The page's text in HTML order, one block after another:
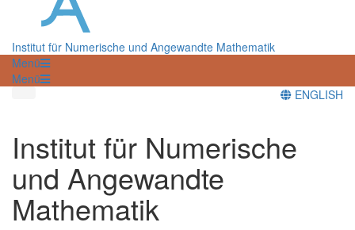
Institut für Numerische und Angewandte Mathematik
Menü
Menü
ENGLISH
Institut für Numerische
und Angewandte
Mathematik